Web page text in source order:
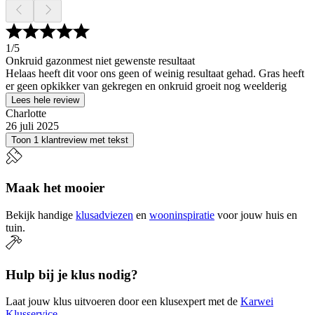
1/5
Onkruid gazonmest niet gewenste resultaat
Helaas heeft dit voor ons geen of weinig resultaat gehad. Gras heeft
er geen opkikker van gekregen en onkruid groeit nog weelderig
Lees hele review
Charlotte
26 juli 2025
Toon 1 klantreview met tekst
Maak het mooier
Bekijk handige klusadviezen en wooninspiratie voor jouw huis en
tuin.
Hulp bij je klus nodig?
Laat jouw klus uitvoeren door een klusexpert met de Karwei